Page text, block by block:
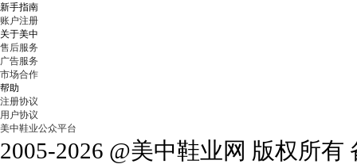
新手指南
账户注册
关于美中
售后服务
广告服务
市场合作
帮助
注册协议
用户协议
美中鞋业公众平台
2005-2026 @美中鞋业网 版权所有